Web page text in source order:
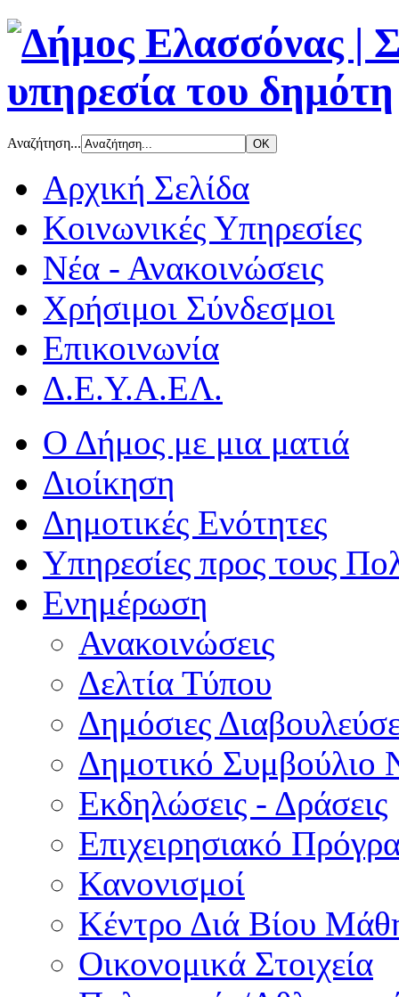
Αναζήτηση...
Αρχική Σελίδα
Κοινωνικές Υπηρεσίες
Νέα - Ανακοινώσεις
Χρήσιμοι Σύνδεσμοι
Επικοινωνία
Δ.Ε.Υ.Α.ΕΛ.
Ο Δήμος με μια ματιά
Διοίκηση
Δημοτικές Ενότητες
Υπηρεσίες προς τους
Ενημέρωση
Ανακοινώσεις
Δελτία Τύπου
Δημόσιες
Δημοτικό Συμβούλιο
Εκδηλώσεις - Δράσεις
Επιχειρησιακό
Κανονισμοί
Κέντρο Διά Βίου
Οικονομικά Στοιχεία